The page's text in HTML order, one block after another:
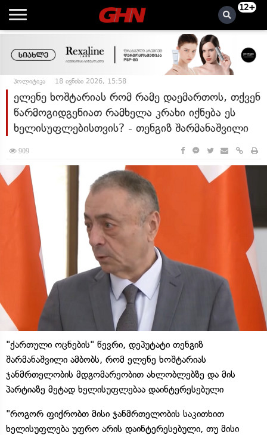
12+
პოლიტიკა 18 ივნისი 2026, 15:58
ელენე ხოშტარიას რომ რამე დაემართოს, თქვენ
წარმოგიდგენიათ რამხელა კრახი იქნება ეს
ხელისუფლებისთვის? - თენგიზ შარმანაშვილი
909
"ქართული ოცნების" წევრი, დეპუტატი თენგიზ
შარმანაშვილი ამბობს, რომ ელენე ხოშტარიას
ჯანმრთელობის მდგომარეობით ახლობლებზე და მის
პარტიაზე მეტად ხელისუფლებაა დაინტერესებული
"როგორ ფიქრობთ მისი ჯანმრთელობის საკითხით
ხელისუფლება უფრო არის დაინტერესებული, თუ მისი